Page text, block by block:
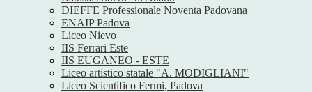
DIEFFE Professionale Noventa Padovana
ENAIP Padova
Liceo Nievo
IIS Ferrari Este
IIS EUGANEO - ESTE
Liceo artistico statale "A. MODIGLIANI"
Liceo Scientifico Fermi, Padova